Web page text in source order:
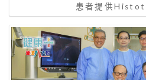
患者提供